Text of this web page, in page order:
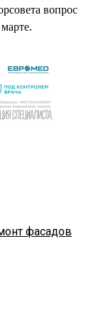
вопрос
фасадов